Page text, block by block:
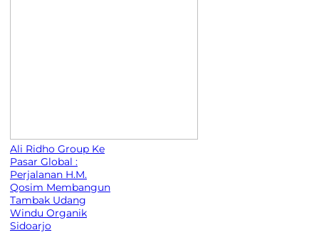
Ali Ridho Group Ke
Pasar Global :
Perjalanan H.M.
Qosim Membangun
Tambak Udang
Windu Organik
Sidoarjo